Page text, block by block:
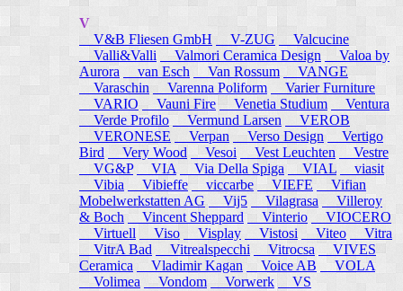
V
V&B Fliesen GmbH
V-ZUG
Valcucine
Valli&Valli
Valmori Ceramica Design
Valoa by
Aurora
van Esch Van Rossum
VANGE
Varaschin
Varenna Poliform
Varier Furniture
VARIO
Vauni Fire Venetia Studium
Ventura
Verde Profilo
Vermund Larsen
VEROB
VERONESE
Verpan Verso Design
Vertigo
Bird
Very Wood Vesoi Vest Leuchten
Vestre
VG&P
VIA Via Della Spiga VIAL
viasit
Vibia
Vibieffe viccarbe VIEFE
Vifian
Mobelwerkstatten AG
Vij5 Vilagrasa
Villeroy
& Boch
Vincent Sheppard Vinterio
VIOCERO
Virtuell
Viso Visplay Vistosi Viteo
Vitra
VitrA Bad
Vitrealspecchi Vitrocsa
VIVES
Ceramica
Vladimir Kagan Voice AB
VOLA
Volimea
Vondom Vorwerk VS